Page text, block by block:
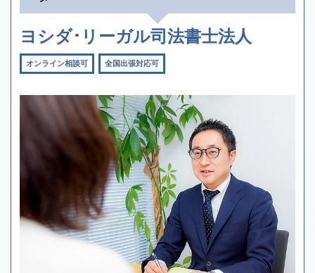
ヨシダ･リーガル司法書士法人
オンライン相談可 全国出張対応可